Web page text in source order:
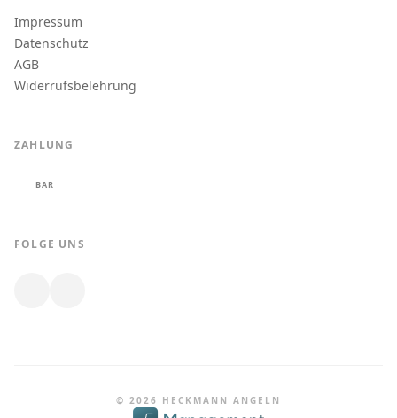
Impressum
Datenschutz
AGB
Widerrufsbelehrung
ZAHLUNG
BAR
FOLGE UNS
© 2026 HECKMANN ANGELN